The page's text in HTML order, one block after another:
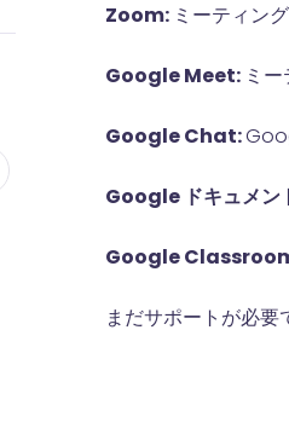
Zoom: ミーティン
Google Meet: ミ
Google Chat:
Google ドキュメン
Google
まだサポートが必要